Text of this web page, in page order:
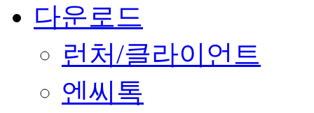
다운로드
런처/클라이언트
엔씨톡